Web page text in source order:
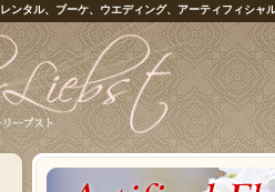
レンタル、ブーケ、ウエディング、アーティフィシャ